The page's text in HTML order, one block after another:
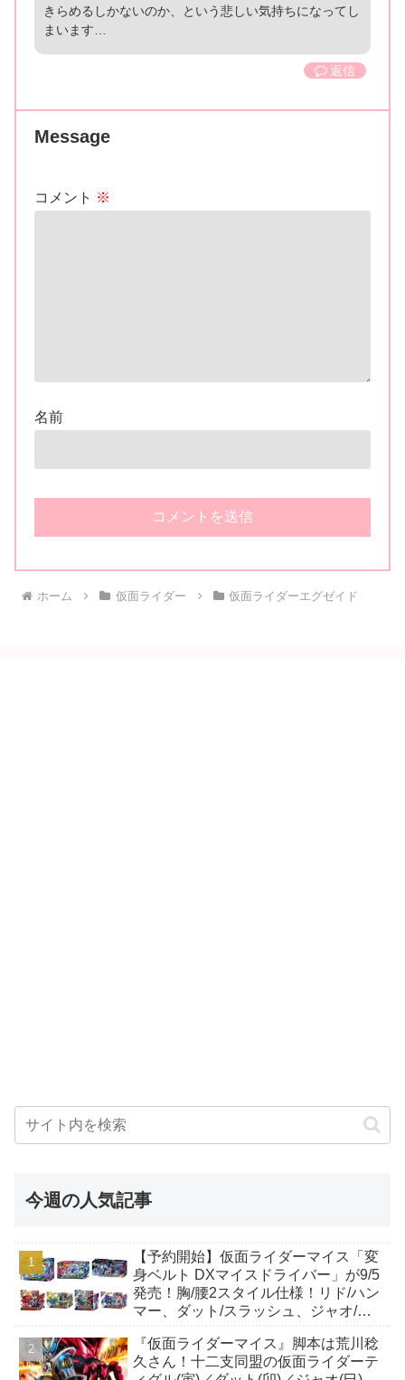
きらめるしかないのか、という悲しい気持ちになってし
まいます…
返信
Message
コメント ※
名前
ホーム 仮面ライダー 仮面ライダーエグゼイド
今週の人気記事
【予約開始】仮面ライダーマイス「変
身ベルト DXマイスドライバー」が9/5
発売！胸/腰2スタイル仕様！リド/ハン
マー、ダット/スラッシュ、ジャオ/バ
も！
『仮面ライダーマイス』脚本は荒川稔
久さん！十二支同盟の仮面ライダーテ